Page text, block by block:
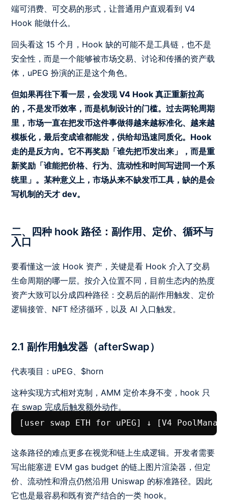
端可消费、可交易的形式，让普通用户直观看到 V4
Hook 能做什么。
回头看这 15 个月，Hook 缺的可能不是工具链，也不是
安全性，而是一个能够被市场交易、讨论和传播的资产载
体，uPEG 扮演的正是这个角色。
但如果再往下看一层，会发现 V4 Hook 真正重新拉高
的，不是发币效率，而是机制设计的门槛。过去两轮周期
里，市场一直在把发币这件事做得越来越标准化、越来越
模板化，最后变成谁都能发，供给却迅速同质化。Hook
走的是反方向。它不再奖励「谁先把币发出来」，而是重
新奖励「谁能把价格、行为、流动性和时间写进同一个系
统里」。某种意义上，市场从来不缺发币工具，缺的是会
写机制的天才 dev。
二、四种 hook 路径：副作用、定价、循环与
入口
要看懂这一波 Hook 资产，关键是看 Hook 介入了交易
生命周期的哪一层。按介入位置不同，目前生态内的热度
资产大致可以分成四种路径：交易后的副作用触发、定价
逻辑接管、NFT 经济循环，以及 AI 入口触发。
2.1 副作用触发器（afterSwap）
代表项目：uPEG、$horn
这种实现方式相对克制，AMM 定价本身不变，hook 只
在 swap 完成后触发额外动作。
[user swap ETH for uPEG] ↓ [V4 PoolManager
这条路径的难点更多在视觉和链上生成逻辑。开发者需要
写出能塞进 EVM gas budget 的链上图片渲染器，但定
价、流动性和滑点仍然沿用 Uniswap 的标准路径。因此
它也是最容易和既有资产结合的一类 hook。